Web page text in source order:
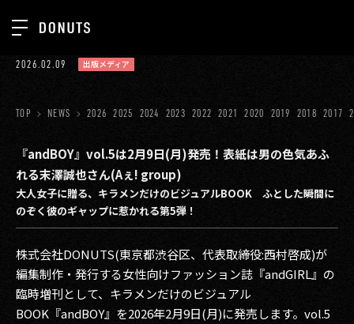
ジョブカン
ゲーム
ミクチャ
医療(CLIUS)
出版メディア
美少女図鑑
イベント
TOP
ABOUT
SERVICES
GROUP
RECRUIT
CONTACT
2026.02.09 出版メディア
TOP NEWS 2026 2025 2024 2023 2022 2021 2020 2019 2018 2017
『andBOY』vol.5は2月9日(月)発売！表紙は男の色気あふ
れる末澤誠也さん(Aぇ! group)
大人女子に贈る、キラメンだけのビジュアルBOOK ふとした瞬間に
のぞく彼のギャップに惹かれる第5弾！
株式会社DONUTS(東京都渋谷区、代表取締役:西村啓成)が
編集制作・発行する女性向けファッション誌『andGIRL』の
臨時増刊として、キラメンだけのビジュアル
BOOK『andBOY』を2026年2月9日(月)に発売します。vol.5